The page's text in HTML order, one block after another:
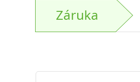
Záruka